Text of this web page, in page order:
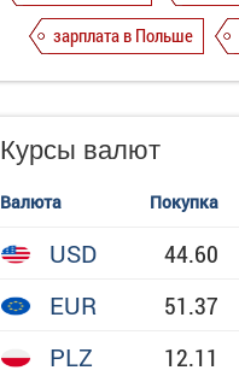
зарплата в Польше
Курсы валют
Валюта Покупка
USD 44.60
EUR
51.37
PLZ
12.11